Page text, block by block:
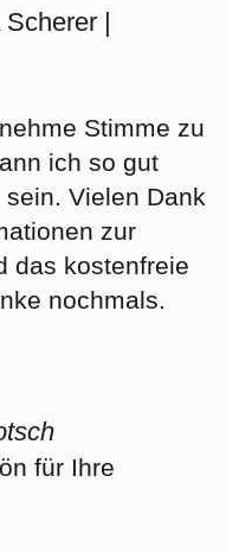
|
Stimme zu
ich so gut
Vielen Dank
zur
das kostenfreie
nochmals.
für Ihre